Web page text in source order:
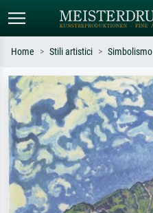
Ricerca standard
Cerca per artista, titolo o stile – es.
Monet, Notte stellata,
Impressionismo, onda di Hokusai,
nudo.
Home Stili artistici Simbolismo